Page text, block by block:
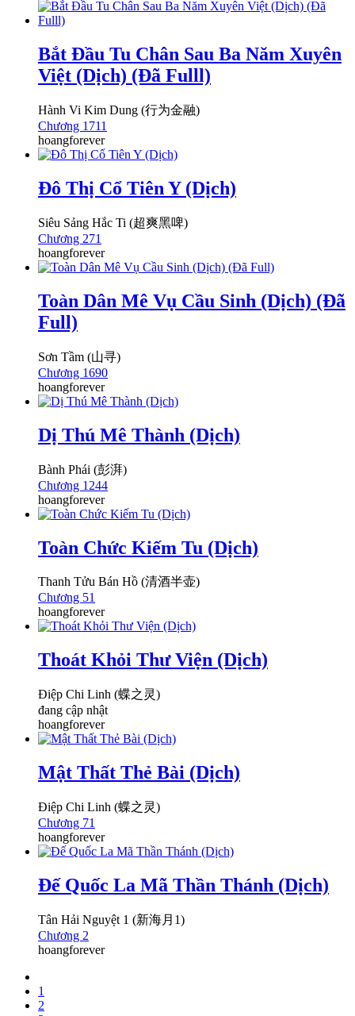
Bắt Đầu Tu Chân Sau Ba Năm Xuyên
Việt (Dịch) (Đã Fulll)
Hành Vi Kim Dung (行为金融)
Chương 1711
hoangforever
Đô Thị Cổ Tiên Y (Dịch)
Siêu Sảng Hắc Ti (超爽黑啤)
Chương 271
hoangforever
Toàn Dân Mê Vụ Cầu Sinh (Dịch) (Đã
Full)
Sơn Tầm (山寻)
Chương 1690
hoangforever
Dị Thú Mê Thành (Dịch)
Bành Phái (彭湃)
Chương 1244
hoangforever
Toàn Chức Kiếm Tu (Dịch)
Thanh Tửu Bán Hồ (清酒半壶)
Chương 51
hoangforever
Thoát Khỏi Thư Viện (Dịch)
Điệp Chi Linh (蝶之灵)
đang cập nhật
hoangforever
Mật Thất Thẻ Bài (Dịch)
Điệp Chi Linh (蝶之灵)
Chương 71
hoangforever
Đế Quốc La Mã Thần Thánh (Dịch)
Tân Hải Nguyệt 1 (新海月1)
Chương 2
hoangforever
1
2